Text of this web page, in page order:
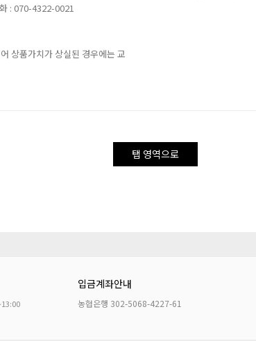
: 070-4322-0021
상품가치가 상실된 경우에는 교
탭 영역으로
입금계좌안내
농협은행 302-5068-4227-61